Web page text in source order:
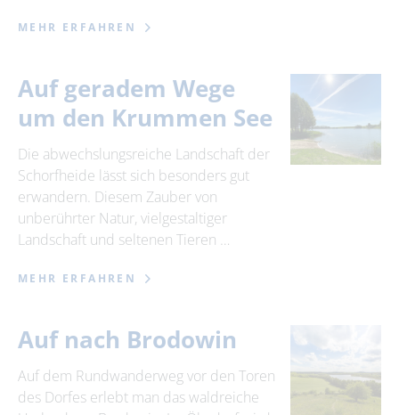
MEHR ERFAHREN
Auf geradem Wege
um den Krummen See
Die abwechslungsreiche Landschaft der
Schorfheide lässt sich besonders gut
erwandern. Diesem Zauber von
unberührter Natur, vielgestaltiger
Landschaft und seltenen Tieren …
MEHR ERFAHREN
Auf nach Brodowin
Auf dem Rundwanderweg vor den Toren
des Dorfes erlebt man das waldreiche